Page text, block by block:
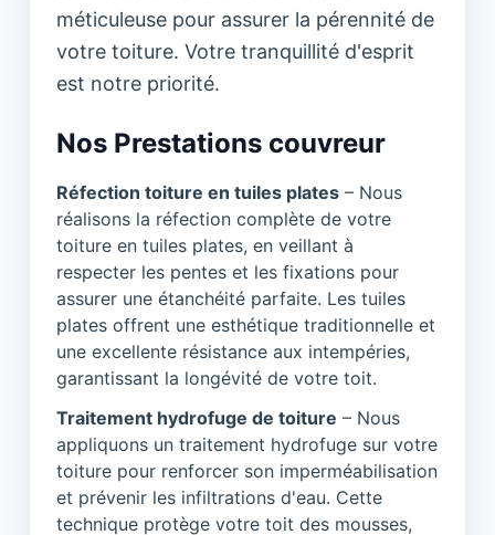
méticuleuse pour assurer la pérennité de
votre toiture. Votre tranquillité d'esprit
est notre priorité.
Nos Prestations couvreur
Réfection toiture en tuiles plates – Nous
réalisons la réfection complète de votre
toiture en tuiles plates, en veillant à
respecter les pentes et les fixations pour
assurer une étanchéité parfaite. Les tuiles
plates offrent une esthétique traditionnelle et
une excellente résistance aux intempéries,
garantissant la longévité de votre toit.
Traitement hydrofuge de toiture – Nous
appliquons un traitement hydrofuge sur votre
toiture pour renforcer son imperméabilisation
et prévenir les infiltrations d'eau. Cette
technique protège votre toit des mousses,